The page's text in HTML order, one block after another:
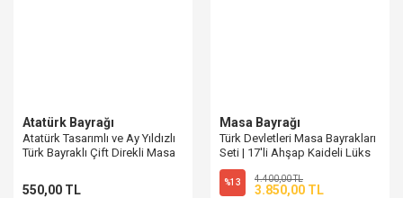
Atatürk Bayrağı
Atatürk Tasarımlı ve Ay Yıldızlı
Türk Bayraklı Çift Direkli Masa
550,00 TL
Masa Bayrağı
Türk Devletleri Masa Bayrakları
Seti | 17'li Ahşap Kaideli Lüks
Bayraklar
%13 4.400,00 TL
3.850,00 TL